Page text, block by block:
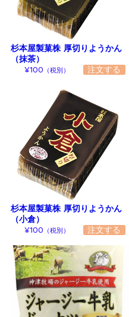
杉本屋製菓株 厚切りようかん
（抹茶）
¥100 （税別）
杉本屋製菓株 厚切りようかん
（小倉）
¥100 （税別）